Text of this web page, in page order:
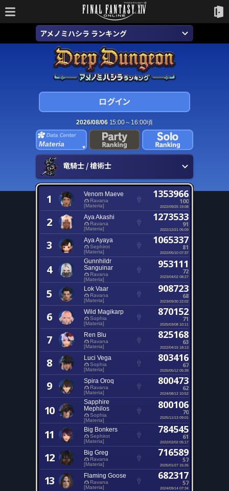
アメノミハシラ ランキング
2026/08/0615:00～16:00頃
Materia
竜騎士 / 槍術士
1 Venom Maeve
Ravana
[Materia]
1353966
100
2022/09/25 19:08
2 Aya Akashi
Ravana
[Materia]
1273533
91
2022/12/21 05:09
3 Aya Ayaya
Sephirot
[Materia]
1065337
81
2022/05/10 07:37
4
Gunnhildr
Sanguinar
Ravana
[Materia]
953111
72
2023/04/02 08:27
5 Lok Vaar
Ravana
[Materia]
908723
68
2023/09/30 22:02
6 Wild Magikarp
Sophia
[Materia]
870152
71
2025/03/08 10:11
7 Ren Blu
Ravana
[Materia]
825168
63
2022/04/15 18:13
8 Luci Vega
Sophia
[Materia]
803416
67
2025/05/12 05:39
9 Spira Oroq
Ravana
[Materia]
800473
62
2024/08/12 10:52
10
Sapphire
Mephilos
Sophia
[Materia]
800106
70
2025/11/13 09:01
11 Big Bonkers
Sephirot
[Materia]
784545
61
2022/02/02 05:17
12 Big Greg
Ravana
[Materia]
716589
57
2025/01/27 15:26
13 Flaming Goose
Ravana
[Materia]
682317
57
2024/09/14 07:34